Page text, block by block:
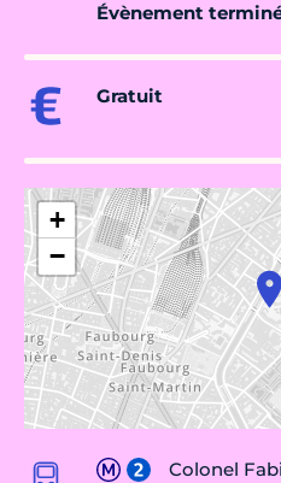
Évènement
Gratuit
+
−
Colonel